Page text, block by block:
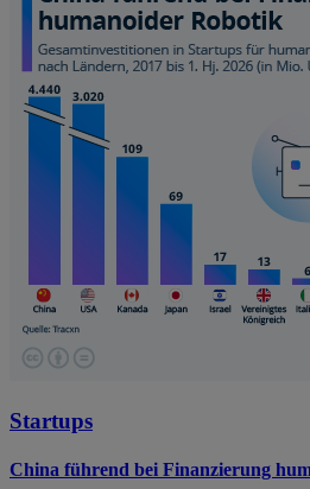
Startups
China führend bei Finanzierung